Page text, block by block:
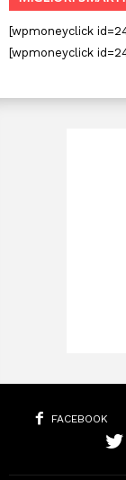
[wpmoneyclick
[wpmoneyclick
FACEBOOK